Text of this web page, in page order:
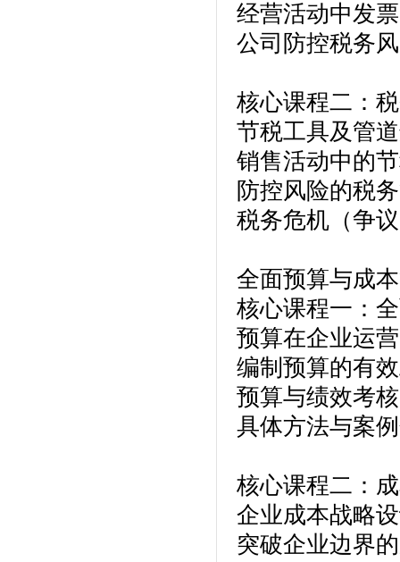
经营活动中发
公司防控税务
核心课程二：
节税工具及管
销售活动中的
防控风险的税
税务危机（争
全面预算与成
核心课程一：
预算在企业运
编制预算的有
预算与绩效考核
具体方法与案
核心课程二：
企业成本战略
突破企业边界